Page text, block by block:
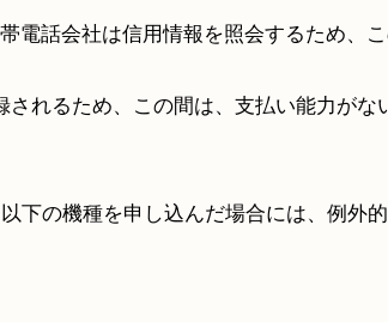
電話会社は信用情報を照会するため、
されるため、この間は、支払い能力がな
下の機種を申し込んだ場合には、例外